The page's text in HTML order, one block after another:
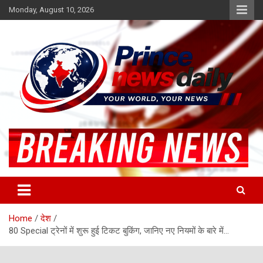
Skip
to
Monday, August 10, 2026
Princenews Daily
Home
देश
80 Special ट्रेनों में शुरू हुई टिकट बुकिंग, जानिए नए नियमों के बारे में…